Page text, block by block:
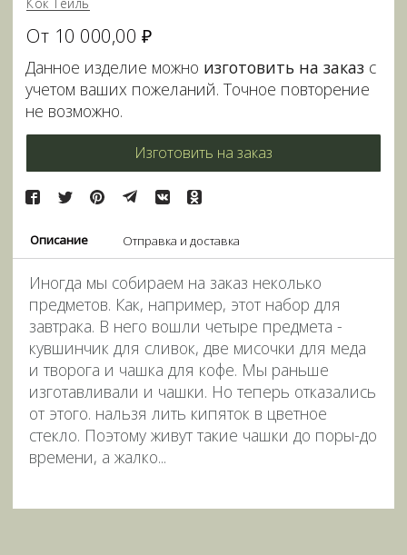
От 10 000,00 ₽
Данное изделие можно изготовить на заказ с
учетом ваших пожеланий. Точное повторение
не возможно.
Изготовить на заказ
Описание Отправка и доставка
Иногда мы собираем на заказ неколько
предметов. Как, например, этот набор для
завтрака. В него вошли четыре предмета -
кувшинчик для сливок, две мисочки для меда
и творога и чашка для кофе. Мы раньше
изготавливали и чашки. Но теперь отказались
от этого. нальзя лить кипяток в цветное
стекло. Поэтому живут такие чашки до поры-до
времени, а жалко...